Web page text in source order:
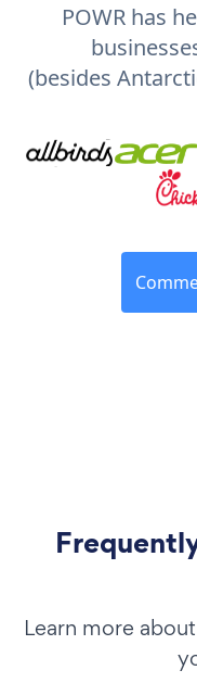
POWR has
(besides
Learn more